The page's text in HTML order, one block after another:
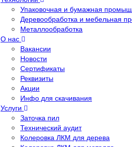
Упаковочная и бумажная
Деревообработка и мебельная
Металлообработка
О нас
Вакансии
Новости
Сертификаты
Реквизиты
Акции
Инфо для скачивания
Услуги
Заточка пил
Технический аудит
Колеровка ЛКМ для дерева